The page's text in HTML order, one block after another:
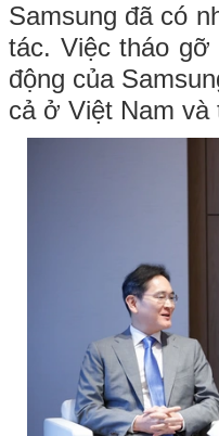
Samsung đã có
tác. Việc tháo
động của
cả ở Việt Nam và